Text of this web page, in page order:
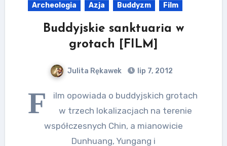
Archeologia Azja Buddyzm Film
Buddyjskie sanktuaria w
grotach [FILM]
Julita Rękawek lip 7, 2012
F
ilm opowiada o buddyjskich grotach
w trzech lokalizacjach na terenie
współczesnych Chin, a mianowicie
Dunhuang, Yungang i